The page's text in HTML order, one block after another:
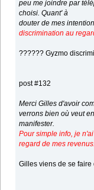
peu me joindre par
choisi. Quant' à
douter de mes
discrimination au
?????? Gyzmo
post #132
Merci Gilles d'avoir
verrons bien où veut
manifester.
Pour simple info, je
regard de mes revenus.
Gilles viens de se faire